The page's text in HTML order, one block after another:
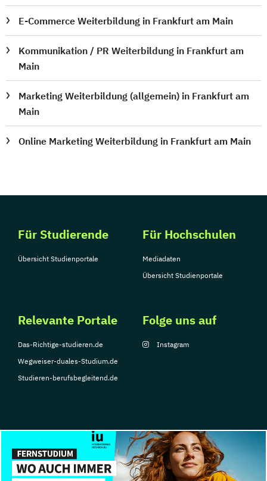
E-Commerce Weiterbildung in Frankfurt am Main
Kommunikation / PR Weiterbildung in Frankfurt am
Main
Marketing Weiterbildung (allgemein) in Frankfurt am
Main
Online Marketing Weiterbildung in Frankfurt am Main
Für Studierende
Übersicht Studienportale
Für Hochschulen
Mediadaten
Übersicht Studienportale
Relevante Portale
Das-Richtige-studieren.de
Wegweiser-duales-Studium.de
Studieren-berufsbegleitend.de
Folge uns auf
Instagram
© Copyright 2026, TarGroup Media GmbH
Impressum
Datenschutzerklärung Nutzungsbedingungen